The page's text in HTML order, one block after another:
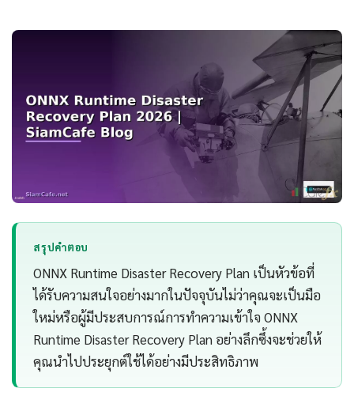
สรุปคำตอบ
ONNX Runtime Disaster Recovery Plan เป็นหัวข้อที่
ได้รับความสนใจอย่างมากในปัจจุบันไม่ว่าคุณจะเป็นมือ
ใหม่หรือผู้มีประสบการณ์การทำความเข้าใจ ONNX
Runtime Disaster Recovery Plan อย่างลึกซึ้งจะช่วยให้
คุณนำไปประยุกต์ใช้ได้อย่างมีประสิทธิภาพ